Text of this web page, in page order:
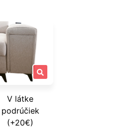
V látke
podrúčiek
(+20€)